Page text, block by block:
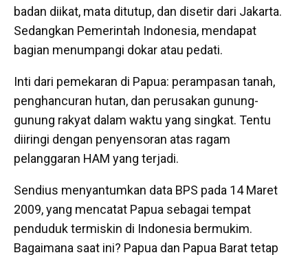
badan diikat, mata ditutup, dan disetir dari Jakarta.
Sedangkan Pemerintah Indonesia, mendapat
bagian menumpangi dokar atau pedati.
Inti dari pemekaran di Papua: perampasan tanah,
penghancuran hutan, dan perusakan gunung-
gunung rakyat dalam waktu yang singkat. Tentu
diiringi dengan penyensoran atas ragam
pelanggaran HAM yang terjadi.
Sendius menyantumkan data BPS pada 14 Maret
2009, yang mencatat Papua sebagai tempat
penduduk termiskin di Indonesia bermukim.
Bagaimana saat ini? Papua dan Papua Barat tetap